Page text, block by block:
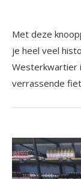
Met deze
je heel veel
Westerkwartier
verrassende